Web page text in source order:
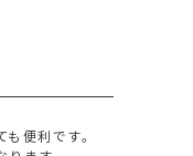
ビナ
便利です。